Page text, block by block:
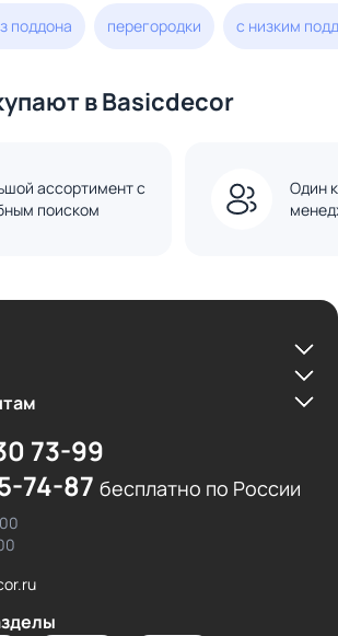
поддона перегородки с низким
в Basicdecor
ассортимент с
поиском
Один
73-99
74-87 бесплатно по России